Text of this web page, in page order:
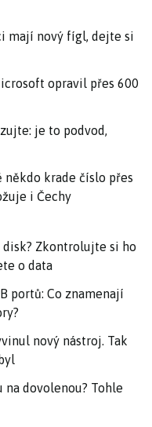
mají nový fígl, dejte si
opravil přes 600
je to podvod,
někdo krade číslo přes
i Čechy
disk? Zkontrolujte si ho
o data
portů: Co znamenají
nový nástroj. Tak
dovolenou? Tohle